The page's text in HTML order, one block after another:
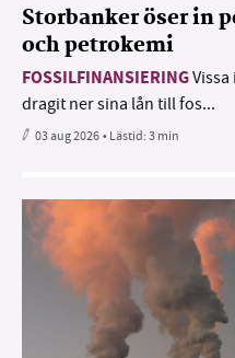
Storbanker öser in
och petrokemi
FOSSILFINANSIERING
dragit ner sina lån till fos...
03 aug 2026• Lästid:3 min